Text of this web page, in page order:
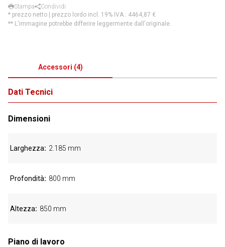
Stampa
Condividi
* prezzo netto | prezzo lordo incl. 19% IVA.: 4464,87 €
** L'immagine potrebbe differire leggermente dall'originale.
Accessori (4)
Dati Tecnici
Dimensioni
Larghezza 2.185 mm
Profondità 800 mm
Altezza 850 mm
Piano di lavoro